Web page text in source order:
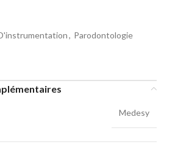
, Parodontologie
Medesy